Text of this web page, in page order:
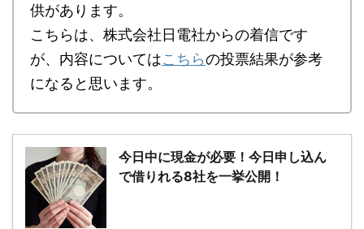
供があります。
こちらは、株式会社日電社からの着信です
が、内容についてはこちらの投票結果が参考
になると思います。
今日中に現金が必要！今日申し込ん
で借りれる8社を一挙公開！